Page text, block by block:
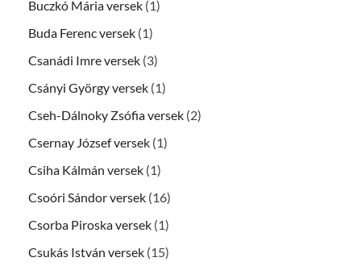
Buczkó Mária versek (1)
Buda Ferenc versek (1)
Csanádi Imre versek (3)
Csányi György versek (1)
Cseh-Dálnoky Zsófia versek (2)
Csernay József versek (1)
Csiha Kálmán versek (1)
Csoóri Sándor versek (16)
Csorba Piroska versek (1)
Csukás István versek (15)